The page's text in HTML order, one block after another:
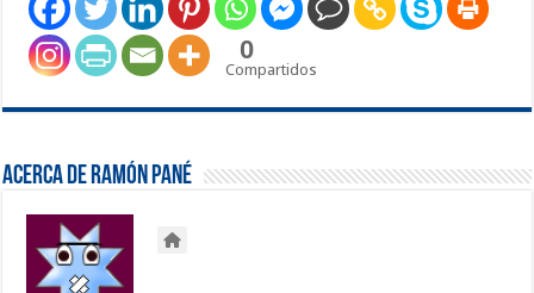
0
Compartidos
Acerca de Ramón Pané